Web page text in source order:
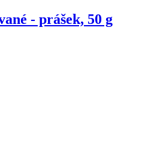
- prášek, 50 g